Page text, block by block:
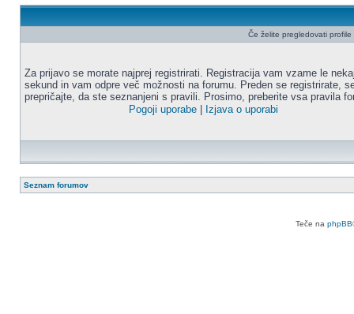
Če želite pregledovati
Za prijavo se morate najprej registrirati. Registracija vam vzame le
sekund in vam odpre več možnosti na forumu. Preden se registrirate,
prepričajte, da ste seznanjeni s pravili. Prosimo, preberite vsa pravila
Pogoji uporabe
Izjava o uporabi
Seznam forumov
Teče na phpBB